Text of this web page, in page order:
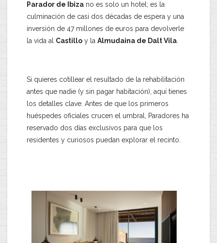
Parador de Ibiza no es solo un hotel; es la
culminación de casi dos décadas de espera y una
inversión de 47 millones de euros para devolverle
la vida al Castillo y la Almudaina de Dalt Vila.
​Si quieres cotillear el resultado de la rehabilitación
antes que nadie (y sin pagar habitación), aquí tienes
los detalles clave. ​Antes de que los primeros
huéspedes oficiales crucen el umbral, Paradores ha
reservado dos días exclusivos para que los
residentes y curiosos puedan explorar el recinto.